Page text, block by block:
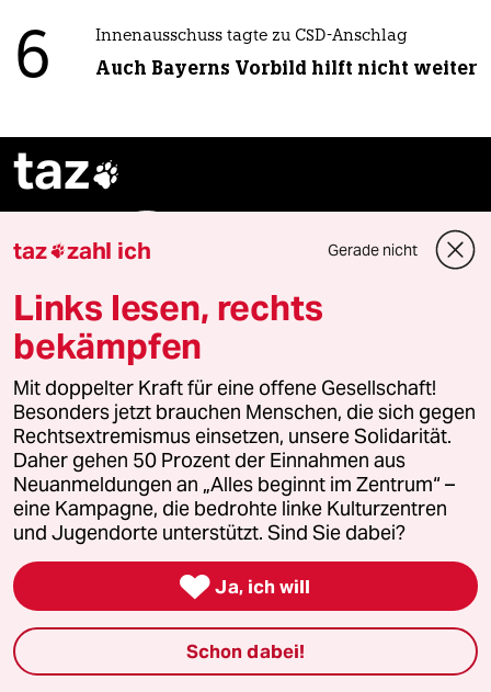
6 Innenausschuss tagte zu CSD-Anschlag
Auch Bayerns Vorbild hilft nicht weiter
taz
Ressorts
Politik
Öko
Gesellschaft
Sport
Berlin
taz zahl ich Gerade nicht
Links lesen, rechts
bekämpfen
Mit doppelter Kraft für eine offene Gesellschaft!
Besonders jetzt brauchen Menschen, die sich gegen
Rechtsextremismus einsetzen, unsere Solidarität.
Daher gehen 50 Prozent der Einnahmen aus
Neuanmeldungen an „Alles beginnt im Zentrum“ –
eine Kampagne, die bedrohte linke Kulturzentren
und Jugendorte unterstützt. Sind Sie dabei?
 Ja, ich will
Schon dabei!